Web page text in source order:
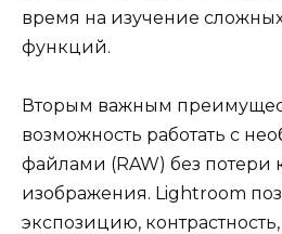
время на изучение
функций.
Вторым важным
возможность работать с
файлами (RAW) без потери
изображения. Lightroom
экспозицию,